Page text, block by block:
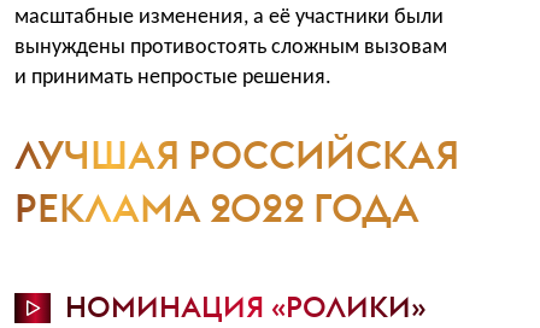
масштабные изменения, а её участники были
вынуждены противостоять сложным вызовам
и принимать непростые решения.
ЛУЧШАЯ РОССИЙСКАЯ
РЕКЛАМА 2022 ГОДА
НОМИНАЦИЯ «РОЛИКИ»